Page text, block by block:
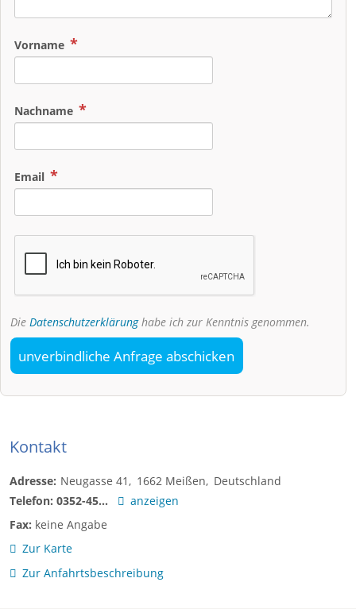
Vorname
Nachname
Email
Die Datenschutzerklärunghabe ich zur Kenntnis genommen.
unverbindliche Anfrage abschicken
Kontakt
Adresse: Neugasse 41 1662 Meißen
Deutschland
Telefon: 0352-45...
anzeigen
Fax: keine Angabe
Zur Karte
Zur Anfahrtsbeschreibung